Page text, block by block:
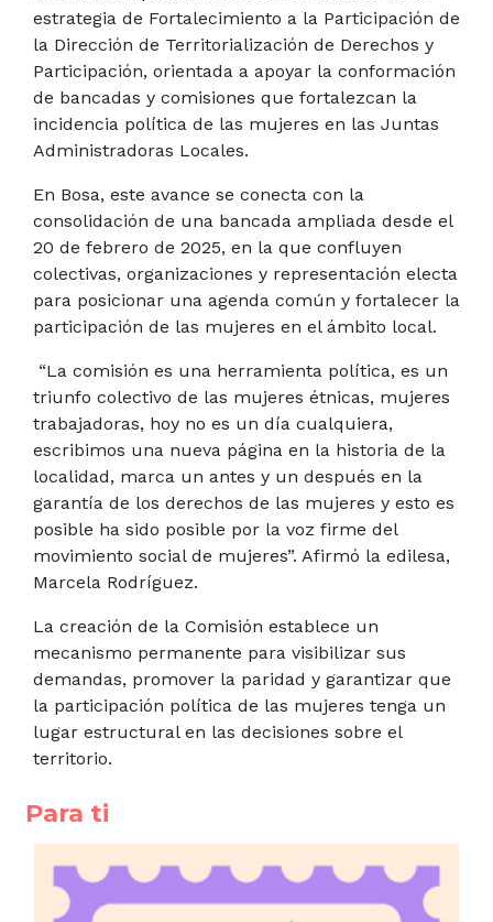
estrategia de Fortalecimiento a la Participación de
la Dirección de Territorialización de Derechos y
Participación, orientada a apoyar la conformación
de bancadas y comisiones que fortalezcan la
incidencia política de las mujeres en las Juntas
Administradoras Locales.
En Bosa, este avance se conecta con la
consolidación de una bancada ampliada desde el
20 de febrero de 2025, en la que confluyen
colectivas, organizaciones y representación electa
para posicionar una agenda común y fortalecer la
participación de las mujeres en el ámbito local.
“La comisión es una herramienta política, es un
triunfo colectivo de las mujeres étnicas, mujeres
trabajadoras, hoy no es un día cualquiera,
escribimos una nueva página en la historia de la
localidad, marca un antes y un después en la
garantía de los derechos de las mujeres y esto es
posible ha sido posible por la voz firme del
movimiento social de mujeres”. Afirmó la edilesa,
Marcela Rodríguez.
La creación de la Comisión establece un
mecanismo permanente para visibilizar sus
demandas, promover la paridad y garantizar que
la participación política de las mujeres tenga un
lugar estructural en las decisiones sobre el
territorio.
Para ti